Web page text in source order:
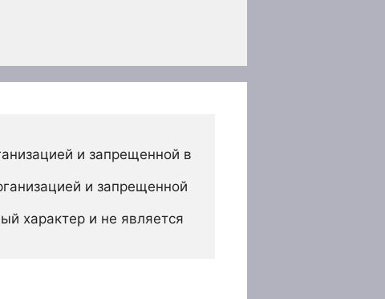
и запрещенной в
и запрещенной
характер и не является